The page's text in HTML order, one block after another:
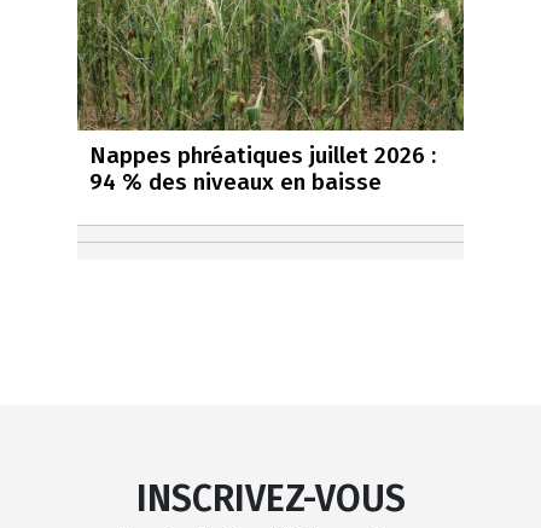
Nappes phréatiques juillet 2026 :
94 % des niveaux en baisse
INSCRIVEZ-VOUS